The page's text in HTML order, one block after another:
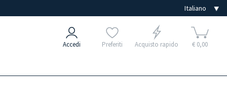
Accedi Preferiti Acquisto rapido € 0,00